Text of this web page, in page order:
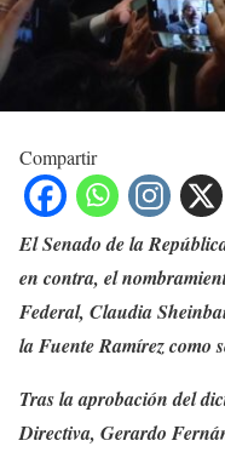
Compartir
El Senado de la
en contra, el
Federal, Claudia
la Fuente Ramírez como
Tras la aprobación del
Directiva, Gerardo